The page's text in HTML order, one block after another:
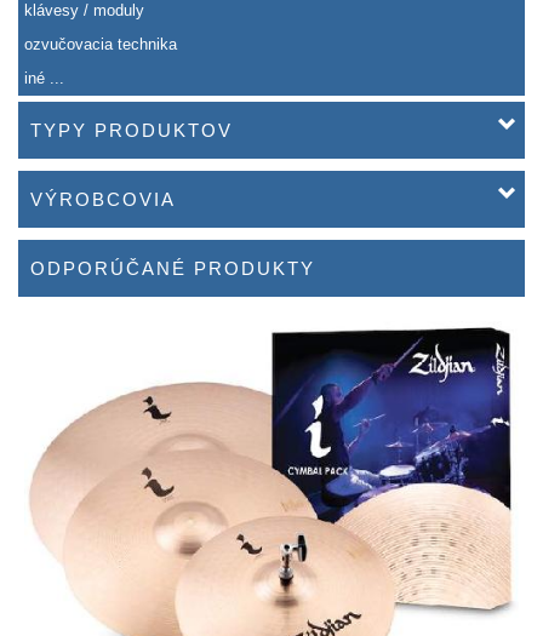
klávesy / moduly
ozvučovacia technika
iné ...
TYPY PRODUKTOV
VÝROBCOVIA
ODPORÚČANÉ PRODUKTY